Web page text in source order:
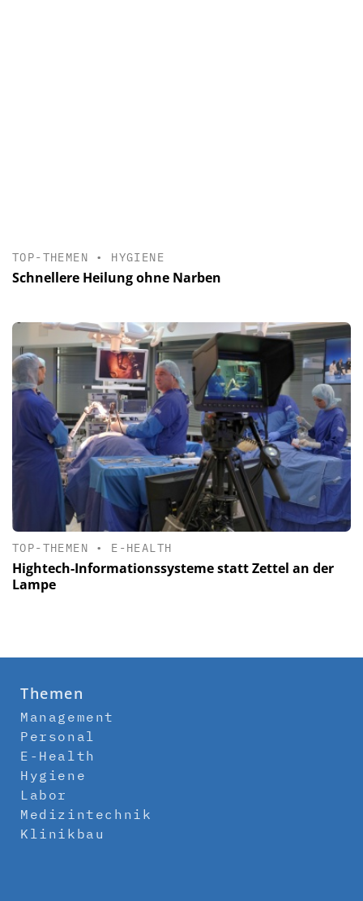
TOP-THEMEN • HYGIENE
Schnellere Heilung ohne Narben
TOP-THEMEN • E-HEALTH
Hightech-Informationssysteme statt Zettel an der
Lampe
Themen
Management
Personal
E-Health
Hygiene
Labor
Medizintechnik
Klinikbau